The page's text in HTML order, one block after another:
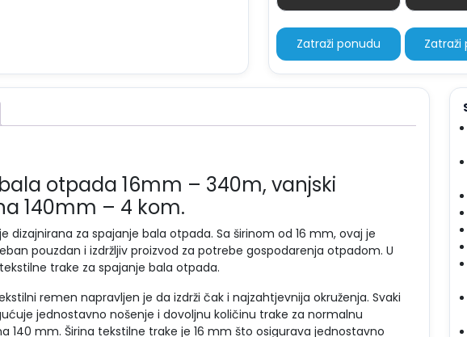
Zatraži ponudu Zatraži
otpada 16mm – 340m, vanjski
140mm – 4 kom.
dizajnirana za spajanje bala otpada. Sa širinom od 16 mm, ovaj je
pouzdan i izdržljiv proizvod za potrebe gospodarenja otpadom. U
trake za spajanje bala otpada.
remen napravljen je da izdrži čak i najzahtjevnija okruženja. Svaki
jednostavno nošenje i dovoljnu količinu trake za normalnu
140 mm. Širina tekstilne trake je 16 mm što osigurava jednostavno